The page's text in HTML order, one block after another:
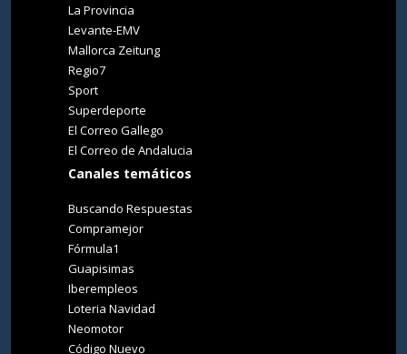
La Provincia
Levante-EMV
Mallorca Zeitung
Regio7
Sport
Superdeporte
El Correo Gallego
El Correo de Andalucia
Canales temáticos
Buscando Respuestas
Compramejor
Fórmula1
Guapisimas
Iberempleos
Loteria Navidad
Neomotor
Código Nuevo